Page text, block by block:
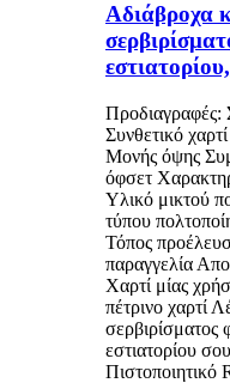
Αδιάβροχα
Προδιαγραφές:
Συνθετικό
Μονής όψης
όφσετ
Υλικό μικτού
τύπου
Τόπος
παραγγελία
Χαρτί μίας
πέτρινο χαρτί
σερβιρίσματος
εστιατορίου